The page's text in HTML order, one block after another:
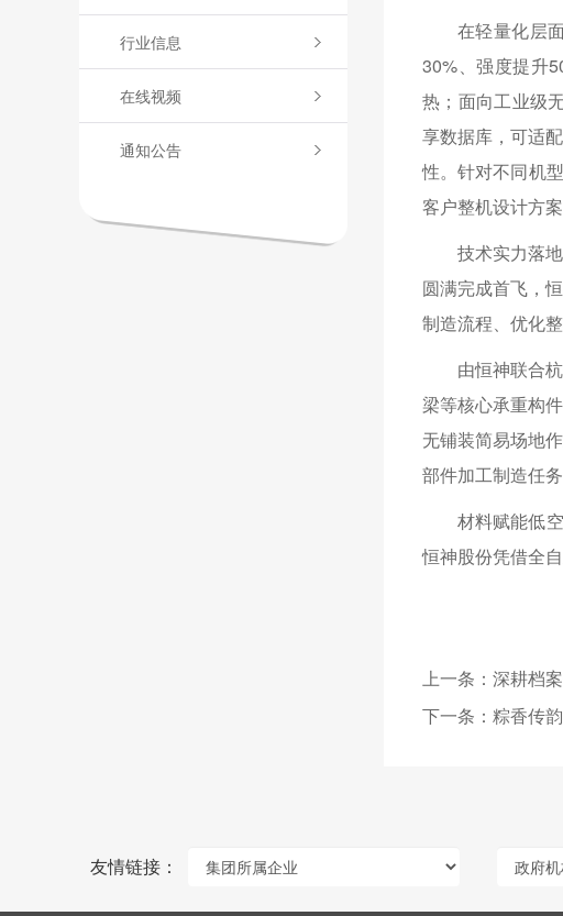
行业信息
在线视频
通知公告
在轻量化层
30%、强度提升
热；面向工业级
享数据库，可适
性。针对不同机
客户整机设计方案
技术实力落
圆满完成首飞，
制造流程、优化整
由恒神联合
梁等核心承重构
无铺装简易场地
部件加工制造任
材料赋能低
恒神股份凭借全
上一条：深耕档
下一条：粽香传
友情链接：